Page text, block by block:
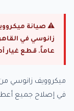
⚠ صيانة
عاماً. قطع غيار
ميكروويف زانوسي
في إصلاح جميع